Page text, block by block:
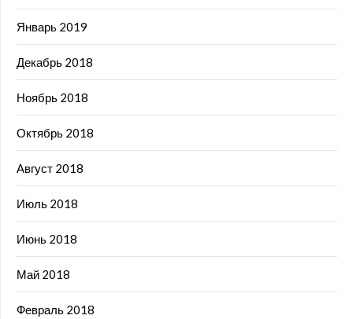
Январь 2019
Декабрь 2018
Ноябрь 2018
Октябрь 2018
Август 2018
Июль 2018
Июнь 2018
Май 2018
Февраль 2018